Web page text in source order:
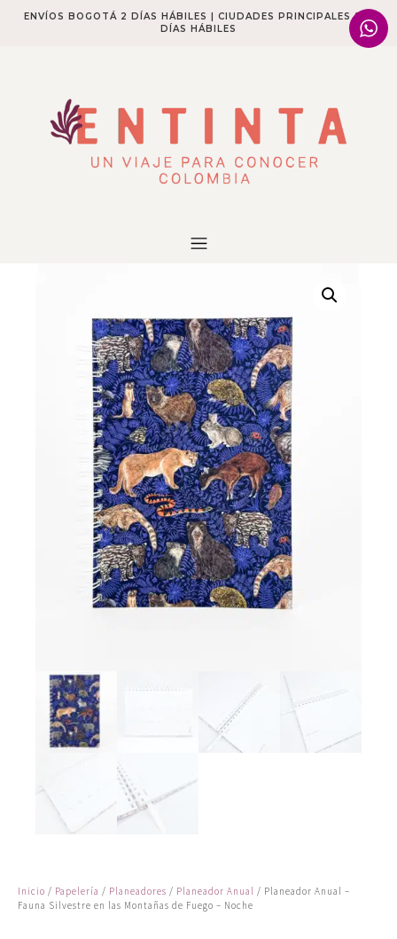
ENVÍOS BOGOTÁ 2 DÍAS HÁBILES | CIUDADES PRINCIPALES 2-4
DÍAS HÁBILES​
Inicio / Papelería / Planeadores / Planeador Anual
/ Planeador Anual –
Fauna Silvestre en las Montañas de Fuego – Noche